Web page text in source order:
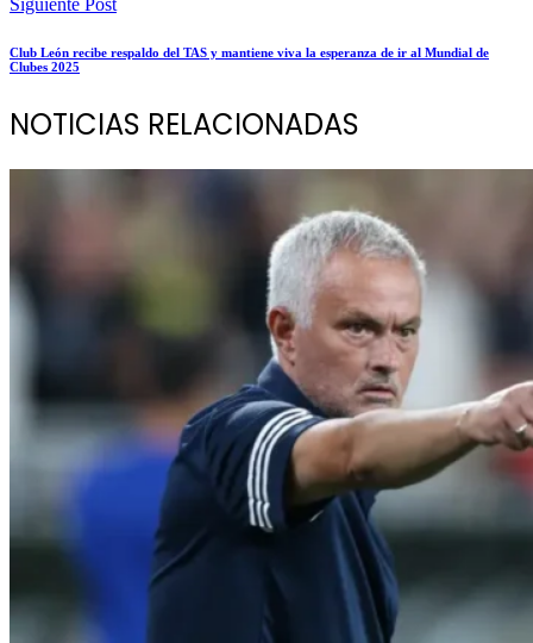
Club León recibe respaldo del TAS y mantiene viva la esperanza de ir al Mundial de
Clubes 2025
NOTICIAS RELACIONADAS